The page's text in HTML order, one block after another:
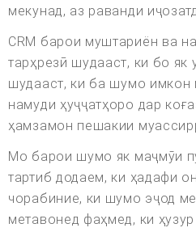
мекунад, аз раванди
CRM барои муштариён ва
тарҳрезӣ шудааст, ки бо як
шудааст, ки ба шумо имкон
намуди ҳуҷҷатҳоро дар
ҳамзамон пешакии
Мо барои шумо як маҷмӯи
тартиб додаем, ки ҳадафи
чорабиние, ки шумо эҷод
метавонед фаҳмед, ки